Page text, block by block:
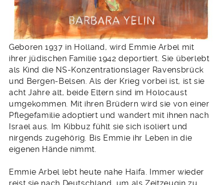
Geboren 1937 in Holland, wird Emmie Arbel mit
ihrer jüdischen Familie 1942 deportiert. Sie überlebt
als Kind die NS-Konzentrationslager Ravensbrück
und Bergen-Belsen. Als der Krieg vorbei ist, ist sie
acht Jahre alt, beide Eltern sind im Holocaust
umgekommen. Mit ihren Brüdern wird sie von einer
Pflegefamilie adoptiert und wandert mit ihnen nach
Israel aus. Im Kibbuz fühlt sie sich isoliert und
nirgends zugehörig. Bis Emmie ihr Leben in die
eigenen Hände nimmt.
Emmie Arbel lebt heute nahe Haifa. Immer wieder
reist sie nach Deutschland, um als Zeitzeugin zu